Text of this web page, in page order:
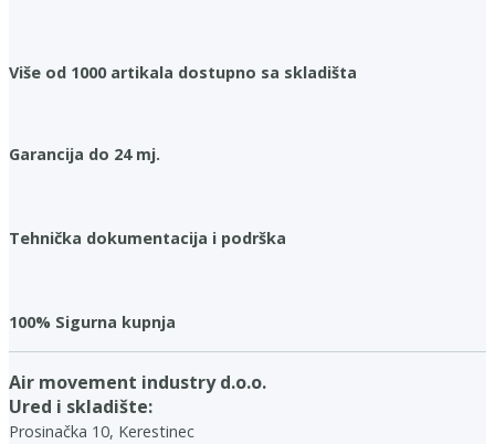
Više od 1000 artikala dostupno sa skladišta
Garancija do 24 mj.
Tehnička dokumentacija i podrška
100% Sigurna kupnja
Air movement industry d.o.o.
Ured i skladište:
Prosinačka 10, Kerestinec